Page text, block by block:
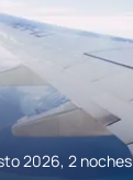
2026, 2 noches